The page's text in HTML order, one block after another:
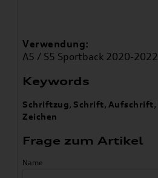
Verwendung:
A5 / S5 Sportback 2020-2022
Keywords
Schriftzug, Schrift, Aufschrift,
Zeichen
Frage zum Artikel
Name